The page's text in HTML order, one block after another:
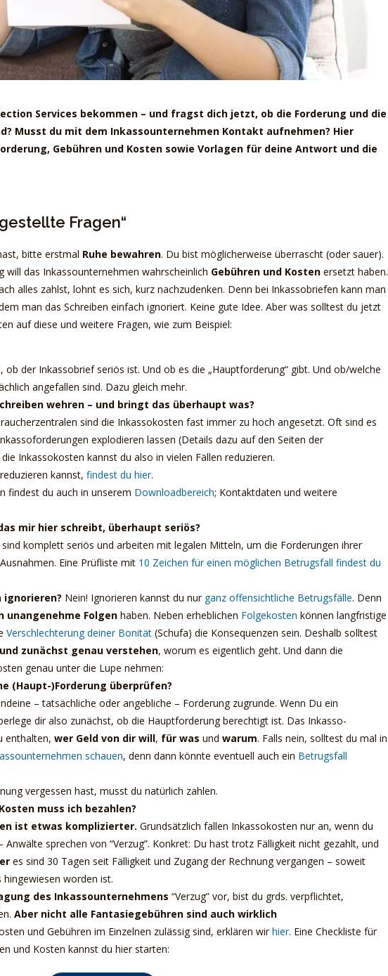
Services bekommen – und fragst dich jetzt, ob die Forderung und die
Musst du mit dem Inkassounternehmen Kontakt aufnehmen? Hier
Gebühren und Kosten sowie Vorlagen für deine Antwort und die
Fragen“
bitte erstmal Ruhe bewahren. Du bist möglicherweise überrascht (oder sauer).
will das Inkassounternehmen wahrscheinlich Gebühren und Kosten ersetzt haben.
alles zahlst, lohnt es sich, kurz nachzudenken. Denn bei Inkassobriefen kann man
man das Schreiben einfach ignoriert. Keine gute Idee. Aber was solltest du jetzt
auf diese und weitere Fragen, wie zum Beispiel:
der Inkassobrief seriös ist. Und ob es die „Hauptforderung“ gibt. Und ob/welche
angefallen sind. Dazu gleich mehr.
wehren – und bringt das überhaupt was?
sind die Inkassokosten fast immer zu hoch angesetzt. Oft sind es
explodieren lassen (Details dazu auf den Seiten der
Inkassokosten kannst du also in vielen Fällen reduzieren.
kannst, findest du hier.
findest du auch in unserem Downloadbereich; Kontaktdaten und weitere
mir hier schreibt, überhaupt seriös?
komplett seriös und arbeiten mit legalen Mitteln, um die Forderungen ihrer
Eine Prüfliste mit 10 Zeichen für einen möglichen Betrugsfall findest du
ignorieren? Nein! Ignorieren kannst du nur ganz offensichtliche Betrugsfälle. Denn
unangenehme Folgen haben. Neben erheblichen Folgekosten können langfristige
Verschlechterung deiner Bonität (Schufa) die Konsequenzen sein. Deshalb solltest
zunächst genau verstehen, worum es eigentlich geht. Und dann die
genau unter die Lupe nehmen:
(Haupt-)Forderung überprüfen?
– tatsächliche oder angebliche – Forderung zugrunde. Wenn Du ein
dir also zunächst, ob die Hauptforderung berechtigt ist. Das Inkasso-
enthalten, wer Geld von dir will, für was und warum. Falls nein, solltest du mal in
schauen, denn dann könnte eventuell auch ein Betrugsfall
vergessen hast, musst du natürlich zahlen.
muss ich bezahlen?
ist etwas komplizierter. Grundsätzlich fallen Inkassokosten nur an, wenn du
sprechen von “Verzug”. Konkret: Du hast trotz Fälligkeit nicht gezahlt, und
es sind 30 Tagen seit Fälligkeit und Zugang der Rechnung vergangen – soweit
worden ist.
des Inkassounternehmens “Verzug” vor, bist du grds. verpflichtet,
Aber nicht alle Fantasiegebühren sind auch wirklich
und Gebühren im Einzelnen zulässig sind, erklären wirhier. Eine Checkliste für
und Kosten kannst du hier starten: